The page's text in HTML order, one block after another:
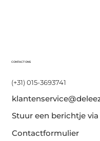
CONTACT ONS
(+31) 015-3693741
Stuur een berichtje
Contactformulier